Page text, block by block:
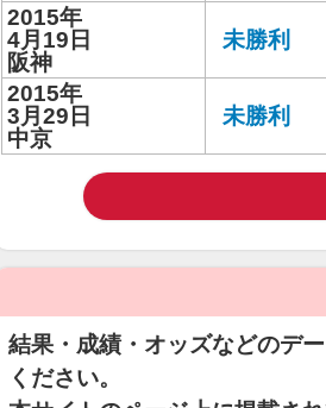
2015年
4月19日
阪神
未勝利
2015年
3月29日
中京
未勝利
結果・成績・オッズなどのデ
ください。